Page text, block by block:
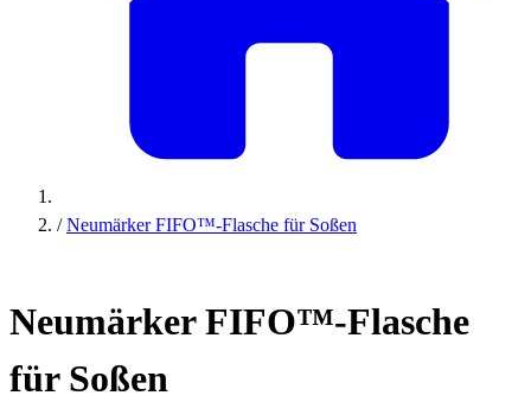
/ Neumärker FIFO™-Flasche für Soßen
Neumärker FIFO™-Flasche
für Soßen